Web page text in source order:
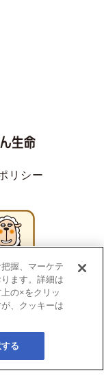
リシー
握、マーケテ
ます。詳細は
の×をクリッ
、クッキーは
る